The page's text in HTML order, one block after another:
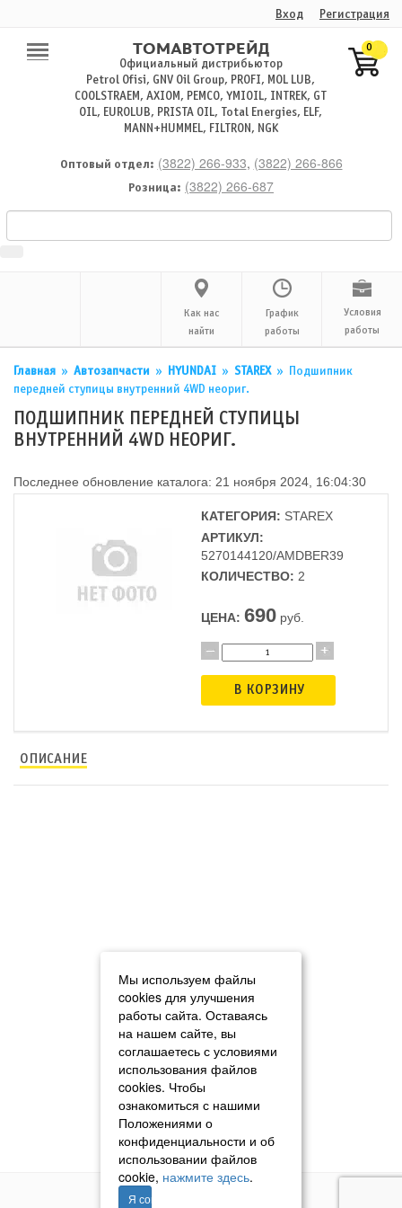
Вход Регистрация
Официальный дистрибьютор
Petrol Ofisi, GNV Oil Group, PROFI, MOL LUB,
COOLSTRAEM, AXIOM, PEMCO, YMIOIL, INTREK, GT
OIL, EUROLUB, PRISTA OIL, Total Energies, ELF,
MANN+HUMMEL, FILTRON, NGK
0
Оптовый отдел: (3822) 266-933, (3822) 266-866
Розница: (3822) 266-687
Как нас
найти
График
работы
Условия
работы
Главная » Автозапчасти » HYUNDAI » STAREX »
Подшипник
передней ступицы внутренний 4WD неориг.
ПОДШИПНИК ПЕРЕДНЕЙ СТУПИЦЫ
ВНУТРЕННИЙ 4WD НЕОРИГ.
Последнее обновление каталога: 21 ноября 2024, 16:04:30
КАТЕГОРИЯ: STAREX
АРТИКУЛ:
5270144120/AMDBER39
КОЛИЧЕСТВО: 2
ЦЕНА: 690 руб.
В КОРЗИНУ
ОПИСАНИЕ
Мы используем файлы
cookies для улучшения
работы сайта. Оставаясь
на нашем сайте, вы
соглашаетесь с условиями
использования файлов
cookies. Чтобы
ознакомиться с нашими
Положениями о
конфиденциальности и об
использовании файлов
cookie, нажмите здесь.
Я согласен